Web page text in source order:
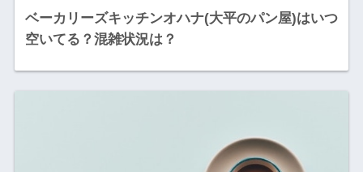
ベーカリーズキッチンオハナ(大平のパン屋)はいつ
空いてる？混雑状況は？